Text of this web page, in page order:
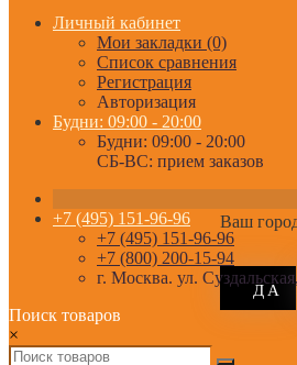
Личный кабинет
Мои закладки (0)
Список сравнения
Регистрация
Авторизация
Будни: 09:00 - 20:00
Будни: 09:00 - 20:00
СБ-ВС: прием заказов
Ваш
+7 (495) 151-96-96
+7 (495) 151-96-96
+7 (800) 200-15-94
г. Москва. ул.
Поиск товаров
×